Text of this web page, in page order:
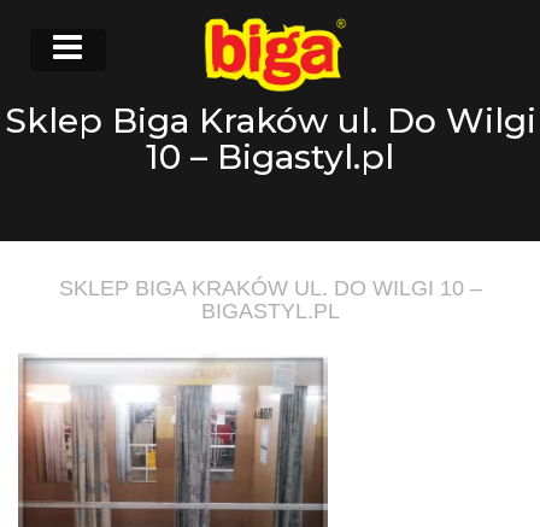
Sklep Biga Kraków ul. Do Wilgi
10 – Bigastyl.pl
SKLEP BIGA KRAKÓW UL. DO WILGI 10 –
BIGASTYL.PL